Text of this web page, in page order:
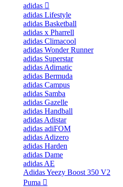
adidas
adidas Lifestyle
adidas Basketball
adidas x Pharrell
adidas Climacool
adidas Wonder Runner
adidas Superstar
adidas Adimatic
adidas Bermuda
adidas Campus
adidas Samba
adidas Gazelle
adidas Handball
adidas Adistar
adidas adiFOM
adidas Adizero
adidas Harden
adidas Dame
adidas AE
Adidas Yeezy Boost 350 V2
Puma